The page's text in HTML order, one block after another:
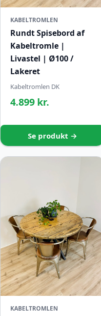
KABELTROMLEN
Rundt Spisebord af
Kabeltromle |
Livastel | Ø100 /
Lakeret
Kabeltromlen DK
4.899 kr.
Se produkt →
KABELTROMLEN